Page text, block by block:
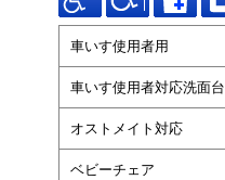
車いす使用者用
車いす使用者対応洗面台
オストメイト対応
ベビーチェア